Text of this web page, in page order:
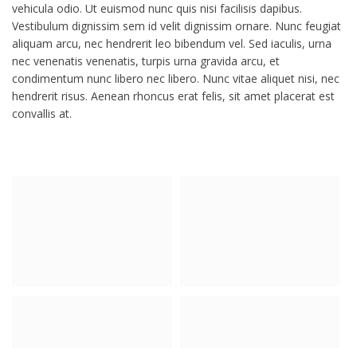
vehicula odio. Ut euismod nunc quis nisi facilisis dapibus.
Vestibulum dignissim sem id velit dignissim ornare. Nunc feugiat
aliquam arcu, nec hendrerit leo bibendum vel. Sed iaculis, urna
nec venenatis venenatis, turpis urna gravida arcu, et
condimentum nunc libero nec libero. Nunc vitae aliquet nisi, nec
hendrerit risus. Aenean rhoncus erat felis, sit amet placerat est
convallis at.